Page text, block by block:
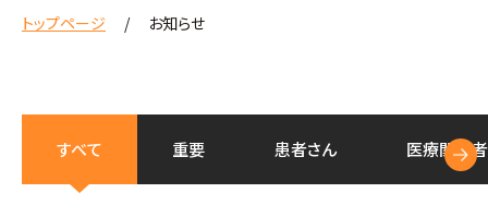
トップページ お知らせ
すべて 重要 患者さん 医療関係